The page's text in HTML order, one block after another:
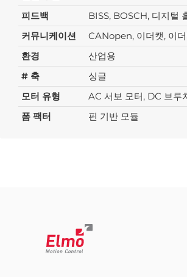
피드백
BISS, BOSCH, 디지털
커뮤니케이션
CANopen, 이더캣, 이
환경
산업용
# 축
싱글
모터 유형
AC 서보 모터, DC 브루
폼 팩터
핀 기반 모듈